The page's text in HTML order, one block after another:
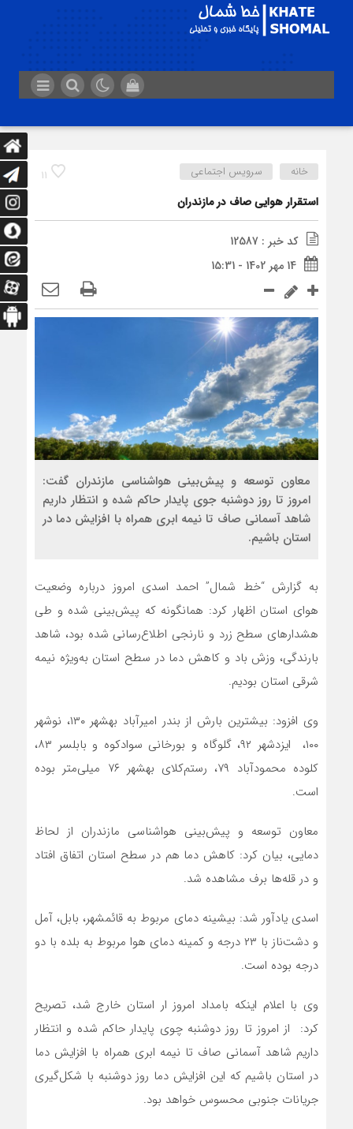
11 خانه سرویس اجتماعی
استقرار هوایی صاف در مازندران
کد خبر : 12587
14 مهر 1402 - 15:31
معاون توسعه و پیش‌بینی هواشناسی مازندران گفت:
امروز تا روز دوشنبه جوی پایدار حاکم شده و انتظار داریم
شاهد آسمانی صاف تا نیمه ابری همراه با افزایش دما در
استان باشیم.
به گزارش “خط شمال” احمد اسدی امروز درباره وضعیت
هوای استان اظهار کرد: همانگونه که پیش‌بینی شده و طی
هشدارهای سطح زرد و نارنجی اطلاع‌رسانی شده بود، شاهد
بارندگی، وزش باد و کاهش دما در سطح استان به‌ویژه نیمه
شرقی استان بودیم.
وی افزود: بیشترین بارش از بندر امیرآباد بهشهر ۱۳۰، نوشهر
۱۰۰، ایزدشهر ۹۲، گلوگاه و بورخانی سوادکوه و بابلسر ۸۳،
کلوده محمودآباد ۷۹، رستم‌کلای بهشهر ۷۶ میلی‌متر بوده
است.
معاون توسعه و پیش‌بینی هواشناسی مازندران از لحاظ
دمایی، بیان کرد: کاهش دما هم در سطح استان اتفاق افتاد
و در قله‌ها برف مشاهده شد.
اسدی یادآور شد: بیشینه دمای مربوط به قائمشهر، بابل، آمل
و دشت‌ناز با ۲۳ درجه و کمینه دمای هوا مربوط به بلده با دو
درجه بوده است.
وی با اعلام اینکه بامداد امروز ار استان خارج شد، تصریح
کرد: از امروز تا روز دوشنبه چوی پایدار حاکم شده و انتظار
داریم شاهد آسمانی صاف تا نیمه ابری همراه با افزایش دما
در استان باشیم که این افزایش دما روز دوشنبه با شکل‌گیری
جریانات جنوبی محسوس خواهد بود.